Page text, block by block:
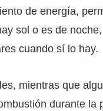
de energía,
sol o es de
cuando sí lo hay.
mientras que
durante la